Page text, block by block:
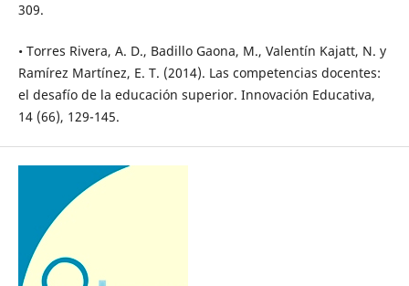
309.
• Torres Rivera, A. D., Badillo Gaona, M., Valentín Kajatt, N. y
Ramírez Martínez, E. T. (2014). Las competencias docentes:
el desafío de la educación superior. Innovación Educativa,
14 (66), 129-145.